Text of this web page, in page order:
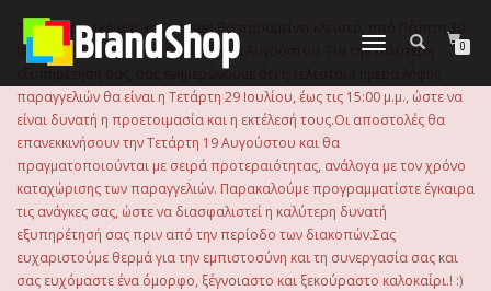
περιεχόμενο
Εναλλαγή
0
Το ηλεκτρονικό μας κατάστημα θα παραμείνει κλειστό, από Πέμπτη 30
Ιουλίου 2026 μέχρι και την Τρίτη 18 Αυγούστου. Για την καλύτερη
εξυπηρέτησή σας, σας ενημερώνουμε ότι η τελευταία ημέρα λήψης
παραγγελιών θα είναι η Τετάρτη 29 Ιουλίου, έως τις 15:00 μ.μ., ώστε να
είναι δυνατή η προετοιμασία και η εκτέλεσή τους.Οι αποστολές θα
επανεκκινήσουν την Τετάρτη 19 Αυγούστου και θα
πραγματοποιούνται με σειρά προτεραιότητας, ανάλογα με τον χρόνο
καταχώρισης των παραγγελιών. Παρακαλούμε προγραμματίστε έγκαιρα
τις ανάγκες σας, ώστε να διασφαλιστεί η καλύτερη δυνατή
εξυπηρέτησή σας πριν από την περίοδο των διακοπών.Σας
ευχαριστούμε θερμά για την εμπιστοσύνη και τη συνεργασία σας και
σας ευχόμαστε ένα όμορφο, ξέγνοιαστο και ξεκούραστο καλοκαίρι.! :)